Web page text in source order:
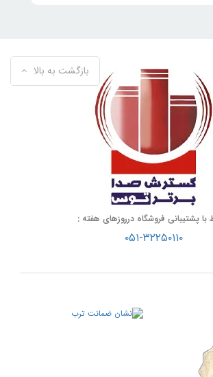
بازگشت به بالا
با پشتیبانی فروشگاه درروزهای هفته :
۰۵۱-۳۲۲۵۰۱۱۰